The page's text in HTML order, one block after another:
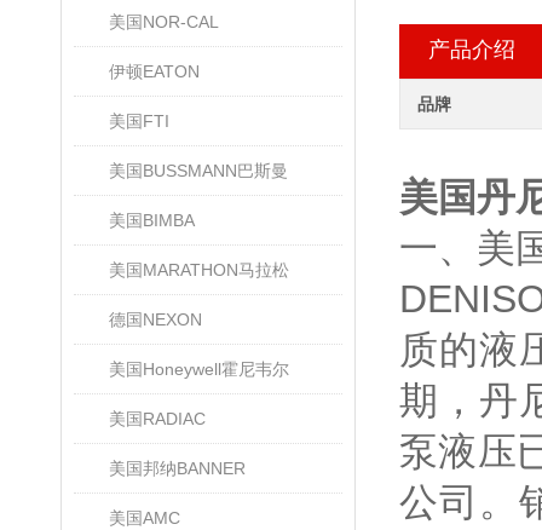
美国NOR-CAL
伊顿EATON
美国FTI
美国BUSSMANN巴斯曼
美国BIMBA
美国MARATHON马拉松
德国NEXON
美国Honeywell霍尼韦尔
美国RADIAC
美国邦纳BANNER
美国AMC
产品介绍
品牌
美国丹
一、美
质的液
期，丹
泵液压
公司。